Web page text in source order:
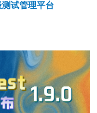
试管理平台